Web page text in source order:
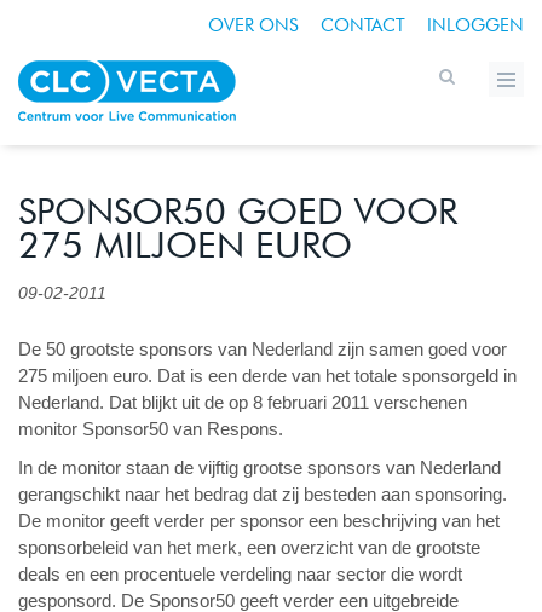
OVER ONS CONTACT INLOGGEN
SPONSOR50 GOED VOOR
275 MILJOEN EURO
09-02-2011
De 50 grootste sponsors van Nederland zijn samen goed voor
275 miljoen euro. Dat is een derde van het totale sponsorgeld in
Nederland. Dat blijkt uit de op 8 februari 2011 verschenen
monitor Sponsor50 van Respons.
In de monitor staan de vijftig grootse sponsors van Nederland
gerangschikt naar het bedrag dat zij besteden aan sponsoring.
De monitor geeft verder per sponsor een beschrijving van het
sponsorbeleid van het merk, een overzicht van de grootste
deals en een procentuele verdeling naar sector die wordt
gesponsord. De Sponsor50 geeft verder een uitgebreide